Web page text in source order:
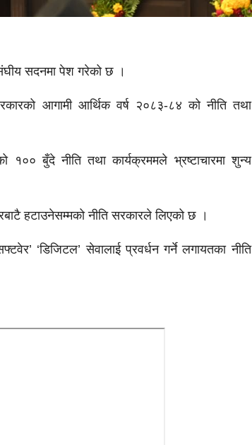
सदनमा पेश गरेको छ ।
आगामी आर्थिक वर्ष २०८३-८४ को नीति तथा
बुँदे नीति तथा कार्यक्रममले भ्रष्टाचारमा शुन्य
हटाउनेसम्मको नीति सरकारले लिएको छ ।
‘डिजिटल’ सेवालाई प्रवर्धन गर्ने लगायतका नीति